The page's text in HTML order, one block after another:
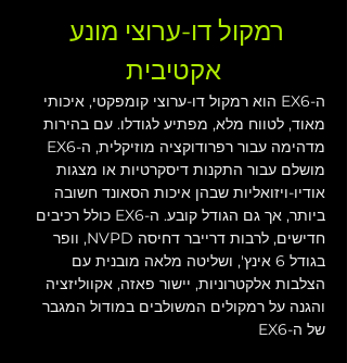
רמקול דו-ערוצי מונע
אקטיבית
ה-EX6 הוא רמקול דו-ערוצי קומפקטי, איכותי
מאוד, לטווח מלא, מפתיע לגודלו. עם בהירות
מושלם עבור התקנות דיסקרטיות או מצגות
אודיו-ויזואליות שבהן איכות הסאונד חשובה
ביותר, אך גם הגודל קובע. ה-EX6 כולל רכיבים
חדישים, לרבות דרייבר דחיסה NVPD, וופר
בגודל 6 אינץ', ושליטה מלאה מובנית עם
הצלבות אלקטרוניות, יישור פאזה, אקווליזציה
והגנה על רמקולים המשולבים במודול המגבר
של ה-EX6